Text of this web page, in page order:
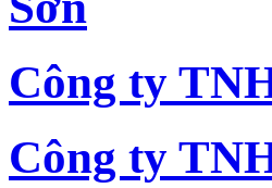
Công ty
Công ty